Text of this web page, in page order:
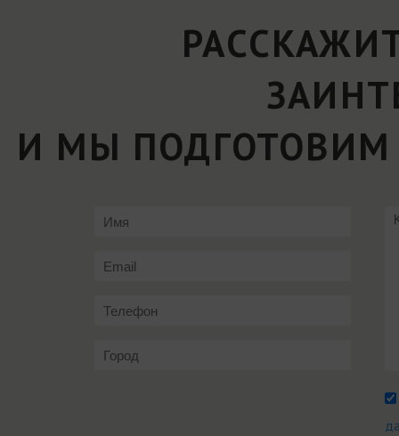
И МЫ ПОДГОТОВИМ